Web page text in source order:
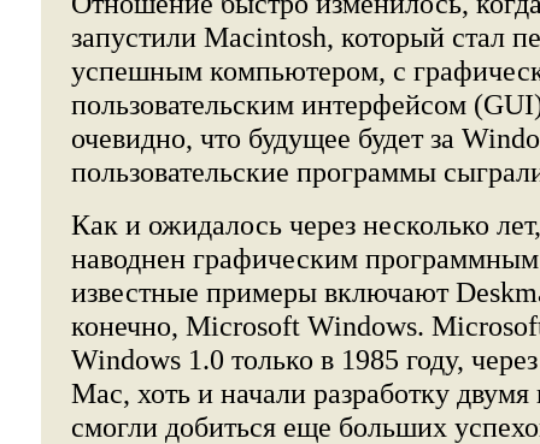
запустили Macintosh, который стал
успешным компьютером, с
пользовательским интерфейсом
очевидно, что будущее будет за
пользовательские программы
Как и ожидалось через несколько
наводнен графическим
известные примеры включают
конечно, Microsoft Windows.
Windows 1.0 только в 1985 году,
Mac, хоть и начали разработку
смогли добиться еще больших